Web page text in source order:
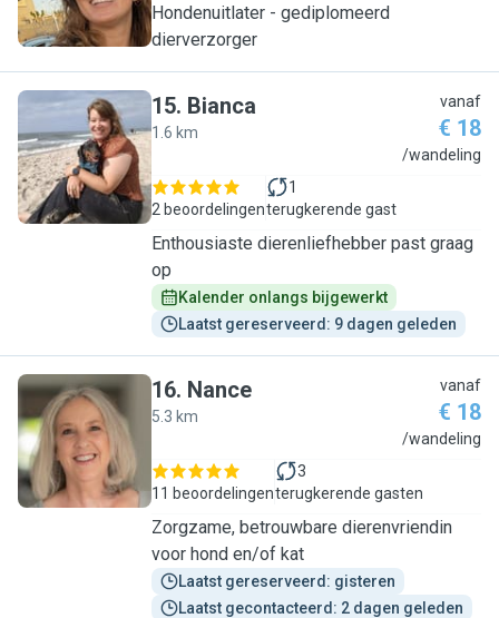
Hondenuitlater - gediplomeerd
dierverzorger
B
15. Bianca
1.6 km
vanaf
€ 18
/wandeling
2 beoordelingen
1
terugkerende gast
Enthousiaste dierenliefhebber past graag
op
Kalender onlangs bijgewerkt
Laatst gereserveerd: 9 dagen geleden
N
16. Nance
5.3 km
vanaf
€ 18
/wandeling
11 beoordelingen
3
terugkerende gasten
Zorgzame, betrouwbare dierenvriendin
voor hond en/of kat
Laatst gereserveerd: gisteren
Laatst gecontacteerd: 2 dagen geleden